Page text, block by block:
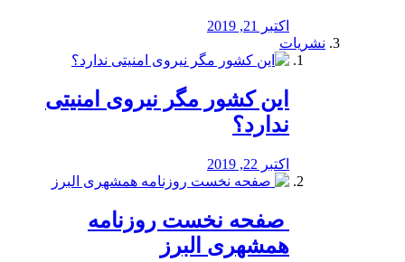
اکتبر 21, 2019
نشریات
این کشور مگر نیروی امنیتی
ندارد؟
اکتبر 22, 2019
️ صفحه نخست روزنامه‌
همشهری البرز